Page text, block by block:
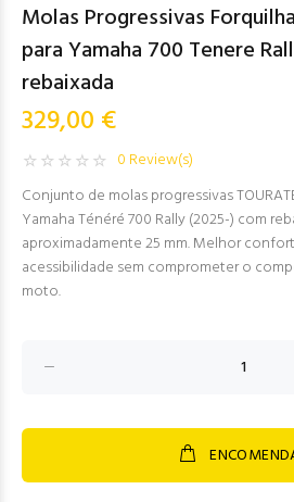
Molas Progressivas
para Yamaha 700 Tenere
rebaixada
329,00 €
0 Review(s)
Conjunto de molas progressivas
Yamaha Ténéré 700 Rally (2025-) com
aproximadamente 25 mm. Melhor
acessibilidade sem comprometer o
moto.